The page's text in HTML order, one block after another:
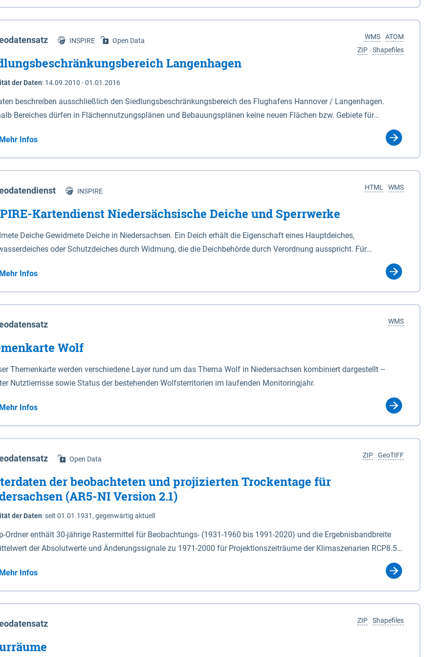
Niedersachsen (vgl. Abb. 4-1) entlang der Elbe zwischen Schnackenburg im Osten und Hohnstorf (Elbe) im Westen
472,5 bei Schnackenburg bis 569 bei Lauenburg). Das Biosphärenreservat umfasst Teile der Landkreise
Dannenberg und Lüneburg.
ATOM
WMS
Shapefiles
ZIP
INSPIRE Open Data
Langenhagen
der Daten: 14.09.2010 - 01.01.2016
beschreiben ausschließlich den Siedlungsbeschränkungsbereich des Flughafens Hannover / Langenhagen.
Bereiches dürfen in Flächennutzungsplänen und Bebauungsplänen keine neuen Flächen bzw. Gebiete für
Mehr Infos
WMS
HTML
INSPIRE
Kartendienst Niedersächsische Deiche und Sperrwerke
Deiche Gewidmete Deiche in Niedersachsen. Ein Deich erhält die Eigenschaft eines Hauptdeiches,
oder Schutzdeiches durch Widmung, die die Deichbehörde durch Verordnung ausspricht. Für
Deiche gelten die Bestimmungen des Niedersächsischen Deichgesetzes (NDG). Die Widmung "2.Deichlinie" ist
Sperrwerke Sperrwerke sind Bauwerke mit Sperrvorrichtungen in Tidegewässern, die dem
eines Gebietes vor erhöhten Tiden, vor allem vor Sturmfluten, zu dienen bestimmt sind (§2 Abs.3 NDG). Ein Bauwerk
Art erhält die Eigenschaft eines Sperrwerkes durch Widmung, die die Deichbehörde durch Verordnung
Mehr Infos
WMS
Wolf
Themenkarte werden verschiedene Layer rund um das Thema Wolf in Niedersachsen kombiniert dargestellt –
Nutztierrisse sowie Status der bestehenden Wolfsterritorien im laufenden Monitoringjahr.
Mehr Infos
GeoTIFF
ZIP
Open Data
der beobachteten und projizierten Trockentage für
(AR5-NI Version 2.1)
der Daten:seit 01.01.1931, gegenwärtig aktuell
Ordner enthält 30-jährige Rastermittel für Beobachtungs- (1931-1960 bis 1991-2020) und die Ergebnisbandbreite
der Absolutwerte und Änderungssignale zu 1971-2000 für Projektionszeiträume der Klimaszenarien RCP8.5
(Jun. - Aug.) - au: Herbst (Sep. - Nov.) - wi: Winter (Dez. - Feb.) - hyr:
Jahr (Nov. - Okt.) - hsu: Hydrologisches Sommerhalbjahr (Mai - Okt.) - hwi: Hydrologisches Winterhalbjahr
- vd: Vegetationsruhe (Okt. - Mär.) Neben den Rasterdaten ist eine
zu den Dateinamen und für eine Darstellung im GIS eine Klassifizierung der Rasterdaten mit Klassenname und
code gegeben.
Mehr Infos
Shapefiles
ZIP